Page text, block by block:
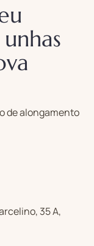
de alongamento
35 A,